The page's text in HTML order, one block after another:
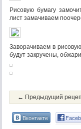
Рисовую бумагу
лист замачиваем
Заворачиваем в
будут закручены,
← Предыдущий
Вконтакте